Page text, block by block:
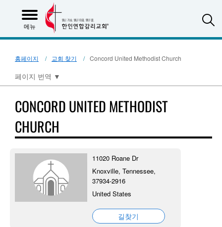
메뉴
홈페이지 교회 찾기 Concord United Methodist Church
페이지 번역 ▼
CONCORD UNITED METHODIST
CHURCH
11020 Roane Dr
Knoxville, Tennessee,
37934-2916
United States
길찾기